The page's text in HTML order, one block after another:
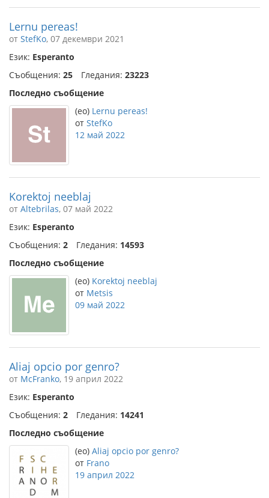
Lernu pereas!
от StefKo, 07 декември 2021
Език: Esperanto
Съобщения: 25 Гледания: 23223
Последно съобщение
(eo) Lernu pereas!
от StefKo
12 май 2022
Korektoj neeblaj
от Altebrilas, 07 май 2022
Език: Esperanto
Съобщения: 2 Гледания: 14593
Последно съобщение
(eo) Korektoj neeblaj
от Metsis
09 май 2022
Aliaj opcio por genro?
от McFranko, 19 април 2022
Език: Esperanto
Съобщения: 2 Гледания: 14241
Последно съобщение
(eo) Aliaj opcio por genro?
от Frano
19 април 2022